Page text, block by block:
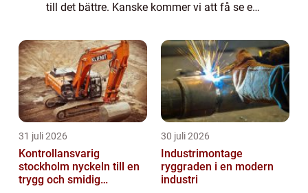
till det bättre. Kanske kommer vi att få se ett
hand om varandra och vår omgivning på e...
31 juli 2026
Kontrollansvarig
stockholm nyckeln till en
trygg och smidig
30 juli 2026
Industrimontage
ryggraden i en modern
industri